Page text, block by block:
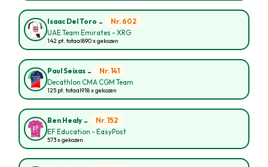
Isaac Del Toro - Nr. 602
UAE Team Emirates - XRG
142 pt. totaal890 x gekozen
Paul Seixas - Nr. 141
Decathlon CMA CGM Team
125 pt. totaal918 x gekozen
Ben Healy - Nr. 152
EF Education - EasyPost
573 x gekozen